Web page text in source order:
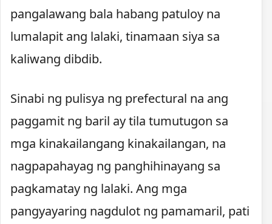
pangalawang bala habang patuloy na
lumalapit ang lalaki, tinamaan siya sa
kaliwang dibdib.
Sinabi ng pulisya ng prefectural na ang
paggamit ng baril ay tila tumutugon sa
mga kinakailangang kinakailangan, na
nagpapahayag ng panghihinayang sa
pagkamatay ng lalaki. Ang mga
pangyayaring nagdulot ng pamamaril, pati